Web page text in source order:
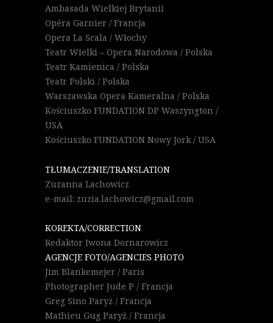
Ambasada Wielkiej Brytanii
Opéra Garnier / Francja
Opera La Scala / Włochy
Teatr Wielki – Opera Narodowa / Polska
Teatr Kamienica / Polska
Teatr Polski / Polska
Warszawska Opera Kameralna / Polska
Kościuszko FUNDATION DP Waszyngton /
USA
Kościuszko FUNDATION Nowy Jork / USA
TŁUMACZENIE/TRANSLATION
Zuzanna Lachowicz
e-mail: zuzia.lachowicz@gmail.com
KOREKTA/CORRECTION
Redaktor Iwona Dornarowicz
AGENCJE FOTO/AGENCIES PHOTO
Jim Blankemejer / Paris
Photographer Jude P / Francja
Greg Sino Paryż / Francja
Mathieu Gug Paryż / Francja